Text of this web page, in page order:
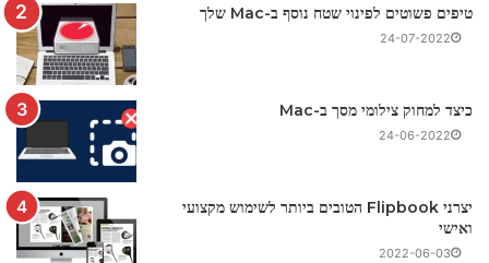
טיפים פשוטים לפינוי שטח נוסף ב-Mac שלך
24-07-2022
כיצד למחוק צילומי מסך ב-Mac
24-06-2022
יצרני Flipbook הטובים ביותר לשימוש מקצועי
ואישי
2022-06-03